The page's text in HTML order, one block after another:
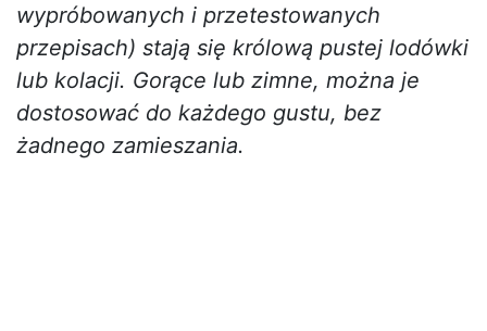
wypróbowanych i przetestowanych
przepisach) stają się królową pustej lodówki
lub kolacji. Gorące lub zimne, można je
dostosować do każdego gustu, bez
żadnego zamieszania.